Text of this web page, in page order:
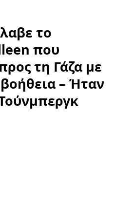
το
που
τη Γάζα με
– Ήταν